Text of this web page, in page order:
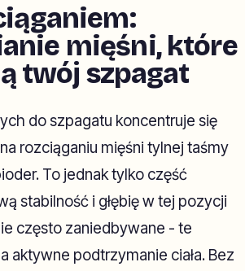
mięśni, które
twój szpagat
do szpagatu koncentruje się
rozciąganiu mięśni tylnej taśmy
To jednak tylko część
stabilność i głębię w tej pozycji
często zaniedbywane - te
aktywne podtrzymanie ciała. Bez